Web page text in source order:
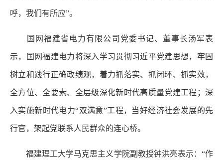
呼，我们有所应”。
国网福建省电力有限公司党委书记、董事长汤军表
示，国网福建电力将深入学习贯彻习近平党建思想，牢固
树立和践行正确政绩观，着力抓落实、抓闭环、抓实效，
全方位、全要素、全层级深化新时代高质量党建工程；深
入实施新时代电力“双满意”工程，当好经济社会发展的先
行官，架起党联系人民群众的连心桥。
福建理工大学马克思主义学院副教授钟洪亮表示：“作